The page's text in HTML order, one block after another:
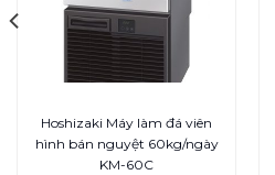
Hoshizaki Máy làm đá viên
hình bán nguyệt 60kg/ngày
KM-60C